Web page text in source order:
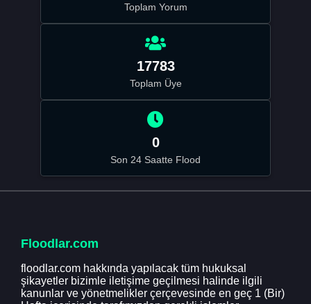
Toplam Yorum
17783
Toplam Üye
0
Son 24 Saatte Flood
Floodlar.com
floodlar.com hakkında yapılacak tüm hukuksal
şikayetler bizimle iletişime geçilmesi halinde ilgili
kanunlar ve yönetmelikler çerçevesinde en geç 1 (Bir)